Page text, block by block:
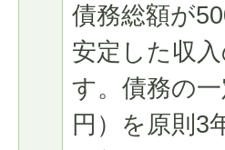
債務総額が
安定した収
す。債務の
円）を原則3